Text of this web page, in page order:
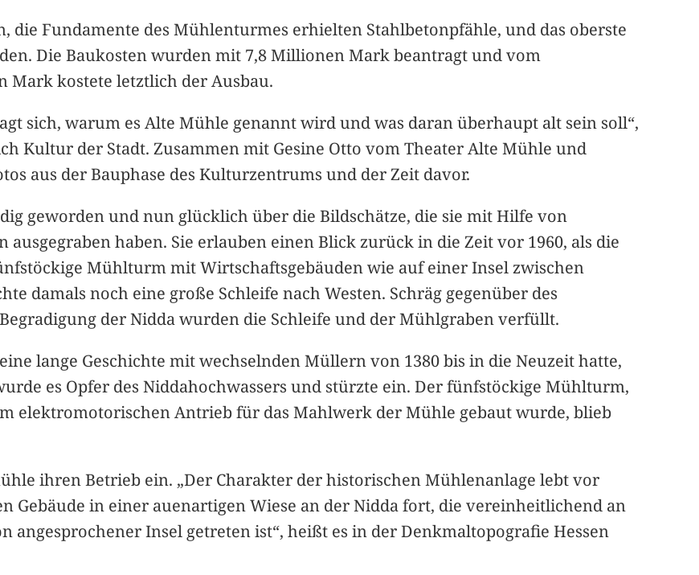
die Fundamente des Mühlenturmes erhielten Stahlbetonpfähle, und das oberste
Die Baukosten wurden mit 7,8 Millionen Mark beantragt und vom
Mark kostete letztlich der Ausbau.
sich, warum es Alte Mühle genannt wird und was daran überhaupt alt sein soll“,
Kultur der Stadt. Zusammen mit Gesine Otto vom Theater Alte Mühle und
aus der Bauphase des Kulturzentrums und der Zeit davor.
geworden und nun glücklich über die Bildschätze, die sie mit Hilfe von
haben. Sie erlauben einen Blick zurück in die Zeit vor 1960, als die
Mühlturm mit Wirtschaftsgebäuden wie auf einer Insel zwischen
damals noch eine große Schleife nach Westen. Schräg gegenüber des
der Nidda wurden die Schleife und der Mühlgraben verfüllt.
lange Geschichte mit wechselnden Müllern von 1380 bis in die Neuzeit hatte,
es Opfer des Niddahochwassers und stürzte ein. Der fünfstöckige Mühlturm,
elektromotorischen Antrieb für das Mahlwerk der Mühle gebaut wurde, blieb
ihren Betrieb ein. „Der Charakter der historischen Mühlenanlage lebt vor
Gebäude in einer auenartigen Wiese an der Nidda fort, die vereinheitlichend an
angesprochener Insel getreten ist“, heißt es in der Denkmaltopografie Hessen